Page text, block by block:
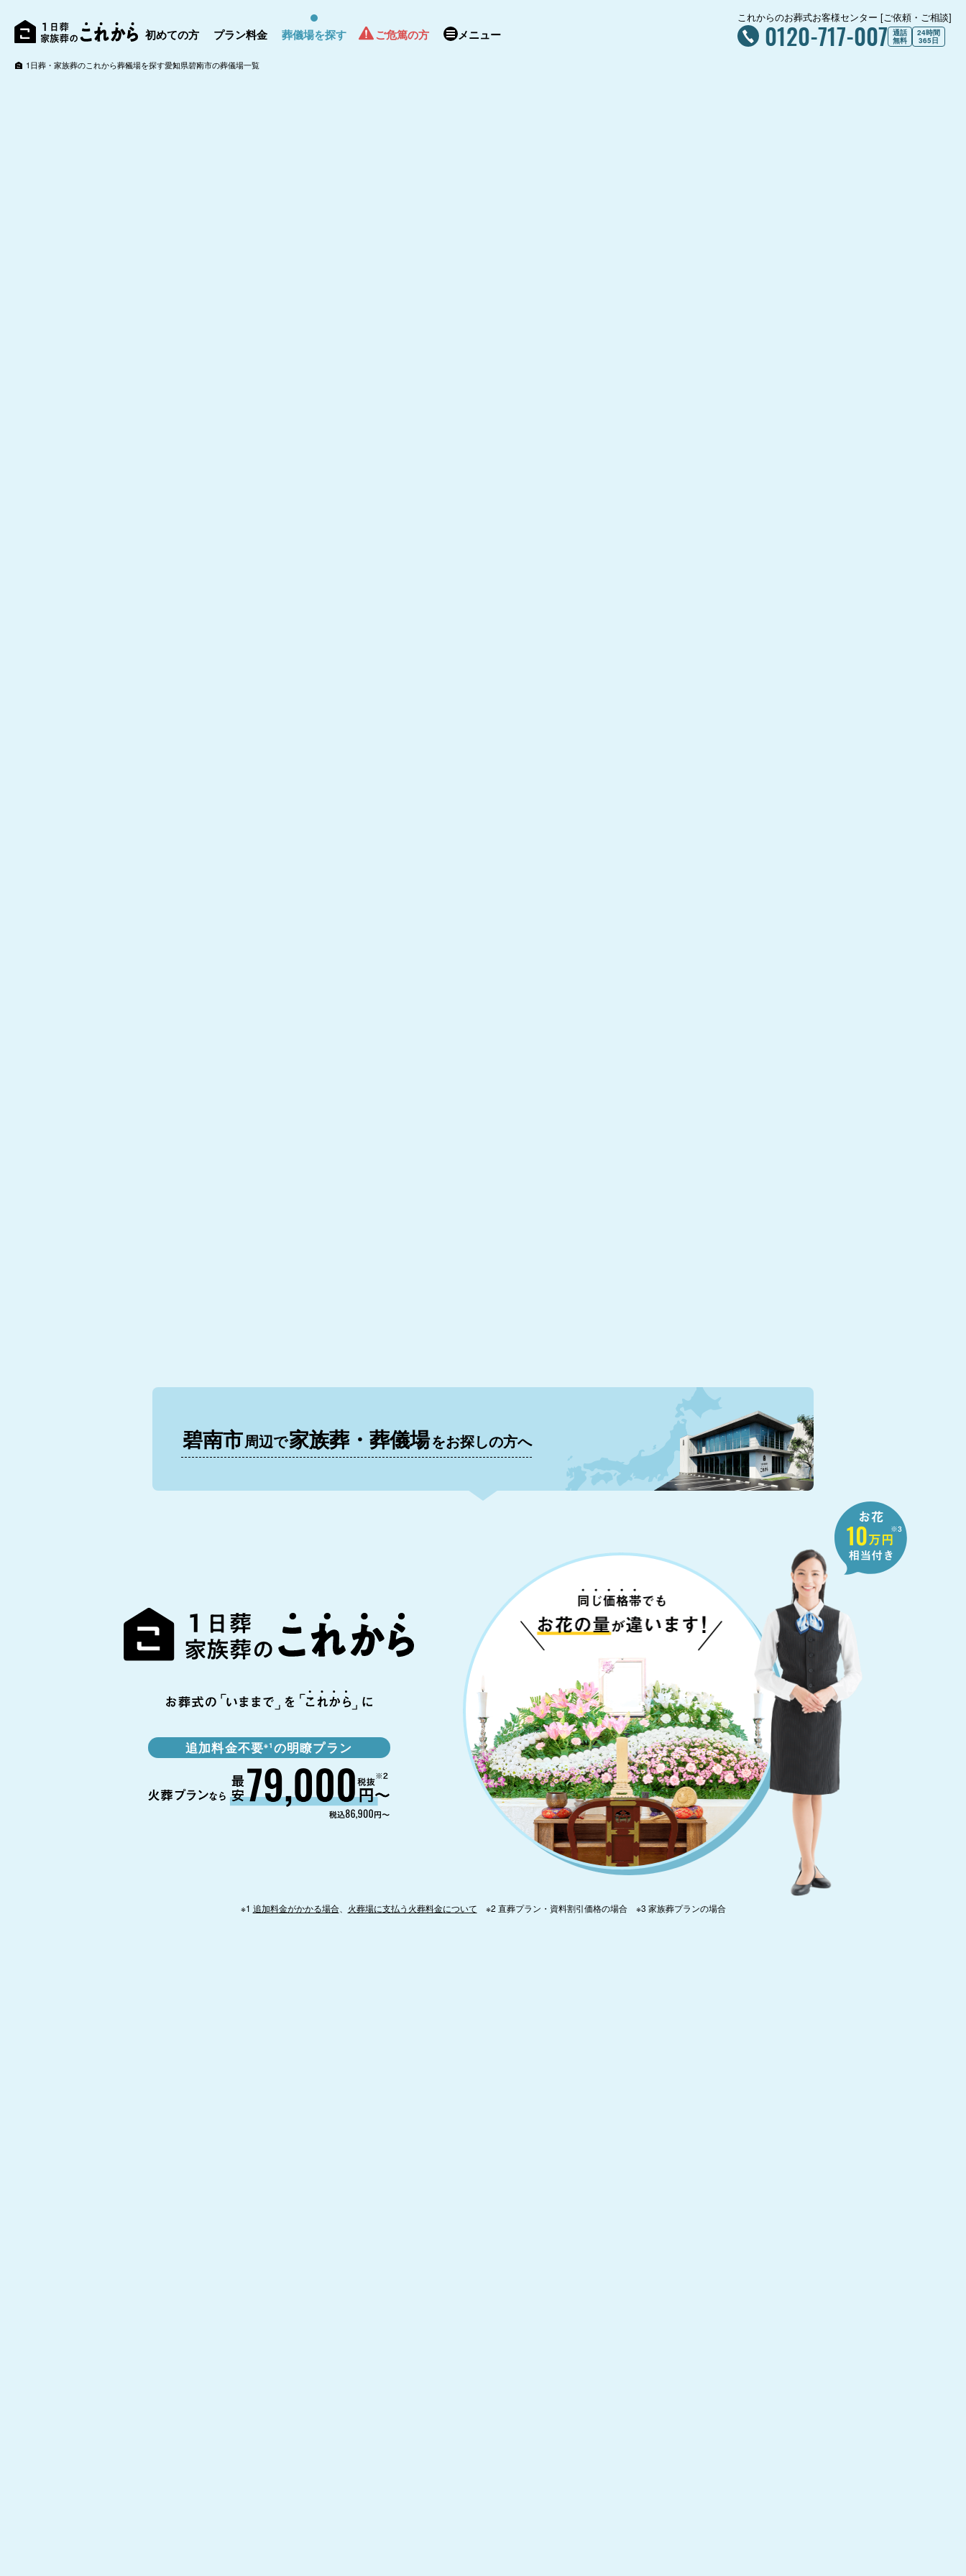
初めての方 プラン料金 葬儀場を探す ご危篤の方 メニュー
これからのお葬式お客様センター [ご依頼・ご相談]
0120-717-007 通話
無料
24時間
365日
1日葬・家族葬のこれから葬儀場を探す愛知県碧南市の葬儀場一覧
碧南市周辺で家族葬・葬儀場をお探しの方へ
追加料金不要※1 の明瞭プラン
※1 追加料金がかかる場合、 火葬場に支払う火葬料金について ※2 直葬プラン・資料割引価格の場合 ※3 家族葬プランの場合